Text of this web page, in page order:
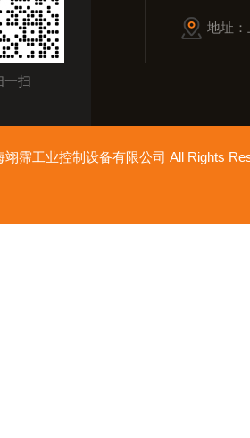
一扫
地址
翊霈工业控制设备有限公司 All Rights